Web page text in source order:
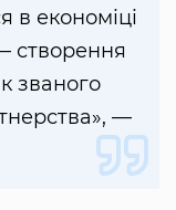
в економіці
створення
званого
—